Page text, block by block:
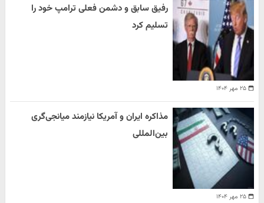
۲۵ مهر ۱۴۰۴
رفیق سابق و دشمن فعلی ترامپ خود را
تسلیم کرد
۲۵ مهر ۱۴۰۴
مذاکره ایران و آمریکا نیازمند میانجی‌گری
بین‌المللی